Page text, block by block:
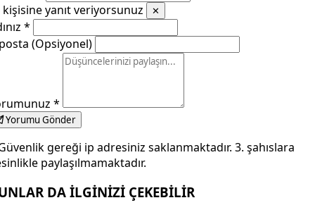
kişisine yanıt veriyorsunuz
✕
*
(Opsiyonel)
*
Yorumu Gönder
gereği ip adresiniz saklanmaktadır. 3. şahıslara
paylaşılmamaktadır.
DA İLGİNİZİ ÇEKEBİLİR